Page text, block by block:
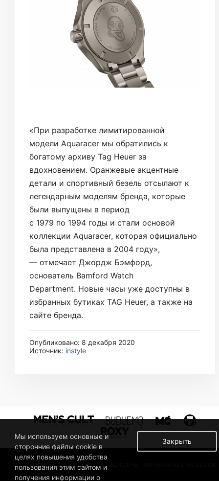
«При разработке лимитированной
модели Aquaracer мы обратились к
богатому архиву Tag Heuer за
вдохновением. Оранжевые акцентные
детали и спортивный безель отсылают к
легендарным моделям бренда, которые
были выпущены в период
с 1979 по 1994 годы и стали основой
коллекции Aquaracer, которая официально
была представлена в 2004 году»,
— отмечает Джордж Бэмфорд,
основатель Bamford Watch
Department. Новые часы уже доступны в
избранных бутиках TAG Heuer, а также на
сайте бренда.
Опубликовано: 8 декабря 2020
Источник: instyle
© 2019 BUSINESSMAN. ВСЕ ПРАВА ЗАЩИЩЕНЫ. РАЗРАБОТАНО В MC DESIGN.
Закрыть
Мы используем основные и
сторонние файлы cookie в
целях повышения удобства
пользования этим сайтом и
получения информации о